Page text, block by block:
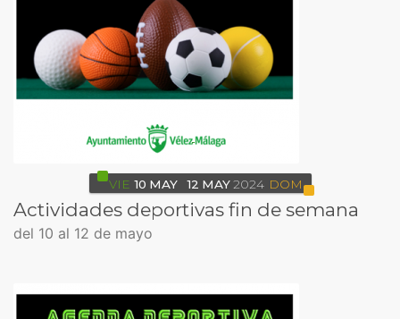
VIE 10 MAY 12 MAY 2024 DOM
Actividades deportivas fin de semana
del 10 al 12 de mayo